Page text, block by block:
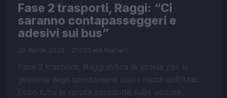
Fase 2 trasporti, Raggi: “Ci
saranno contapasseggeri e
adesivi sui bus”
29 Aprile 2020 - 21:02Sara Mariani
Fase 2 trasporti, Raggi indica la strada per la
gestione degli spostamenti con i mezzi dell’Atac.
Ecco tutte le novità introdotte sulle vetture.